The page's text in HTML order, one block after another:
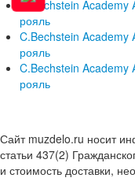
C.Bechstein Academy
рояль
C.Bechstein Academy
рояль
C.Bechstein Academy
рояль
Сайт muzdelo.ru носит
статьи 437(2)
и стоимость доставки,